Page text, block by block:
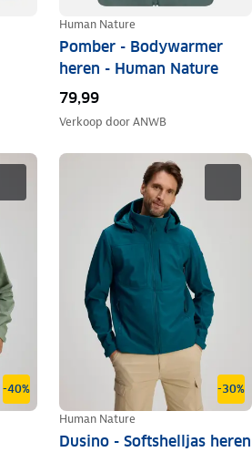
Human Nature
Pomber - Bodywarmer
heren - Human Nature
79,99
Verkoop doorANWB
-40% -30%
Human Nature
Dusino - Softshelljas heren